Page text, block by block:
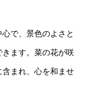
で、景色のよさと
ます。菜の花が咲
含まれ、心を和ませ